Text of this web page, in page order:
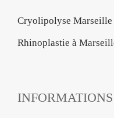
Cryolipolyse Marseille
Rhinoplastie à